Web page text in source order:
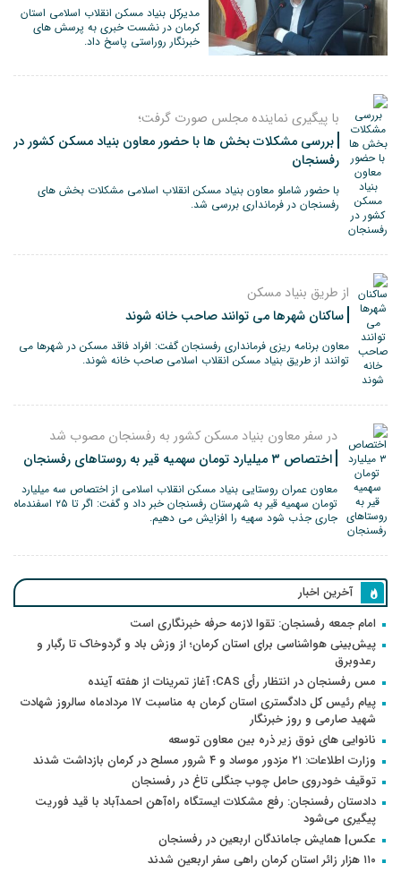
مدیرکل بنیاد مسکن انقلاب اسلامی استان
کرمان در نشست خبری به پرسش های
خبرنگار روراستی پاسخ داد.
با پیگیری نماینده مجلس صورت گرفت؛
بررسی مشکلات بخش ها با حضور معاون بنیاد مسکن کشور در
رفسنجان
با حضور شاملو معاون بنیاد مسکن انقلاب اسلامی مشکلات بخش های
رفسنجان در فرمانداری بررسی شد.
از طریق بنیاد مسکن
ساکنان شهرها می توانند صاحب خانه شوند
معاون برنامه ریزی فرمانداری رفسنجان گفت: افراد فاقد مسکن در شهرها می
توانند از طریق بنیاد مسکن انقلاب اسلامی صاحب خانه شوند.
در سفر معاون بنیاد مسکن کشور به رفسنجان مصوب شد
اختصاص ۳ میلیارد تومان سهمیه قیر به روستاهای رفسنجان
معاون عمران روستایی بنیاد مسکن انقلاب اسلامی از اختصاص سه میلیارد
تومان سهمیه قیر به شهرستان رفسنجان خبر داد و گفت: اگر تا ۲۵ اسفندماه
جاری جذب شود سهیه را افزایش می دهیم.
آخرین اخبار
امام جمعه رفسنجان: تقوا لازمه حرفه خبرنگاری است
پیش‌بینی هواشناسی برای استان کرمان؛ از وزش باد و گردوخاک تا رگبار و
رعدوبرق
مس رفسنجان در انتظار رأی CAS؛ آغاز تمرینات از هفته آینده
پیام رئیس کل دادگستری استان کرمان به مناسبت ۱۷ مردادماه سالروز شهادت
شهید صارمی و روز خبرنگار
نانوایی های نوق زیر ذره بین معاون توسعه
وزارت اطلاعات: ۲۱ مزدور موساد و ۴ شرور مسلح در کرمان بازداشت شدند
توقیف خودروی حامل چوب جنگلی تاغ در رفسنجان
دادستان رفسنجان: رفع مشکلات ایستگاه راه‌آهن احمدآباد با قید فوریت
پیگیری می‌شود
عکس| همایش جاماندگان اربعین در رفسنجان
۱۱۰ هزار زائر استان کرمان راهی سفر اربعین شدند